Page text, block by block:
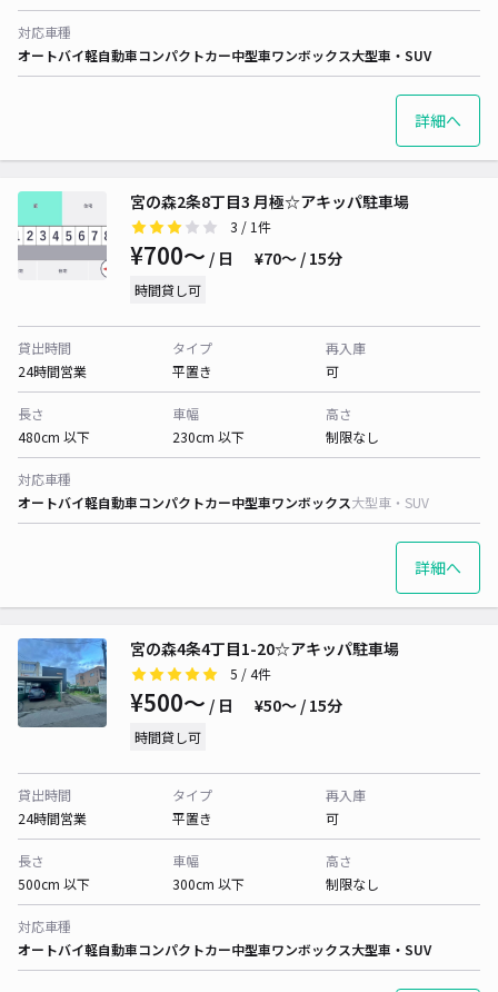
対応車種
オートバイ軽自動車コンパクトカー中型車ワンボックス大型車・SUV
詳細へ
宮の森2条8丁目3 月極☆アキッパ駐車場
3 / 1件
¥700〜 / 日 ¥70〜 / 15分
時間貸し可
貸出時間
24時間営業
タイプ
平置き
再入庫
可
長さ
480cm 以下
車幅
230cm 以下
高さ
制限なし
対応車種
オートバイ軽自動車コンパクトカー中型車ワンボックス大型車・SUV
詳細へ
宮の森4条4丁目1-20☆アキッパ駐車場
5 / 4件
¥500〜 / 日 ¥50〜 / 15分
時間貸し可
貸出時間
24時間営業
タイプ
平置き
再入庫
可
長さ
500cm 以下
車幅
300cm 以下
高さ
制限なし
対応車種
オートバイ軽自動車コンパクトカー中型車ワンボックス大型車・SUV